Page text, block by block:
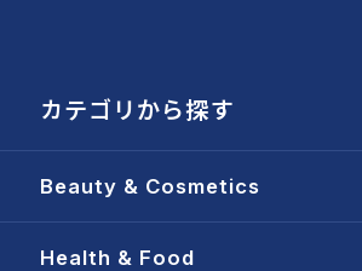
カテゴリから探す
Beauty & Cosmetics
Health & Food